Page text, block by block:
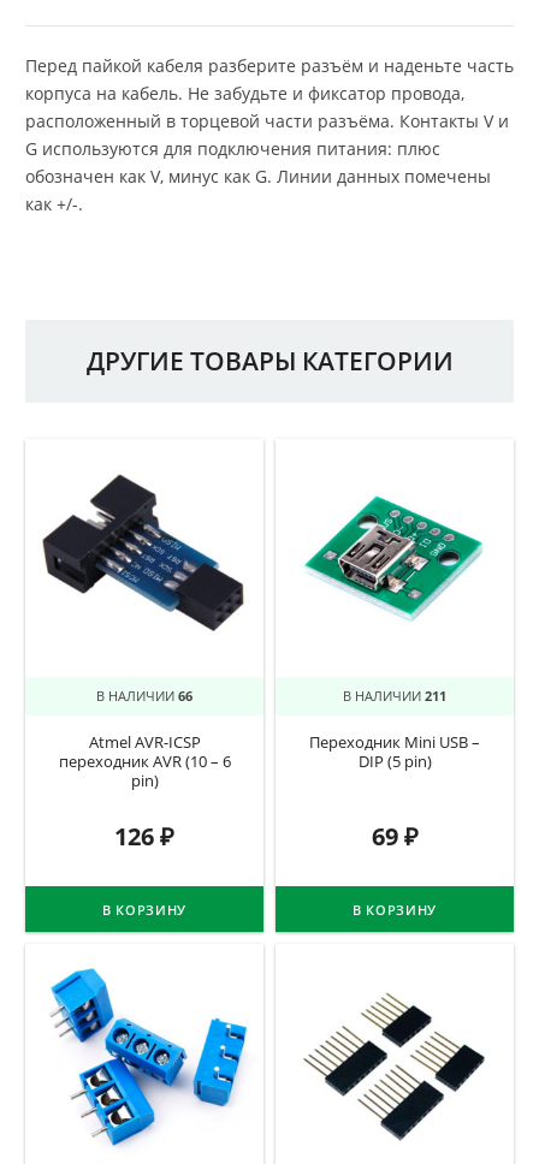
Перед пайкой кабеля разберите разъём и наденьте часть
корпуса на кабель. Не забудьте и фиксатор провода,
расположенный в торцевой части разъёма. Контакты V и
G используются для подключения питания: плюс
обозначен как V, минус как G. Линии данных помечены
как +/-.
ДРУГИЕ ТОВАРЫ КАТЕГОРИИ
В НАЛИЧИИ 66
Atmel AVR-ICSP
переходник AVR (10 – 6
pin)
126₽
В КОРЗИНУ
В НАЛИЧИИ 211
Переходник Mini USB –
DIP (5 pin)
69₽
В КОРЗИНУ